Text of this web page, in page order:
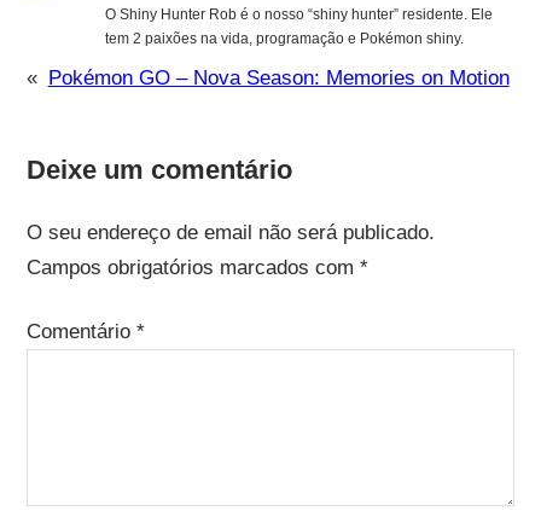
O Shiny Hunter Rob é o nosso “shiny hunter” residente. Ele
tem 2 paixões na vida, programação e Pokémon shiny.
« Pokémon GO – Nova Season: Memories on Motion
Deixe um comentário
O seu endereço de email não será publicado.
Campos obrigatórios marcados com *
Comentário *